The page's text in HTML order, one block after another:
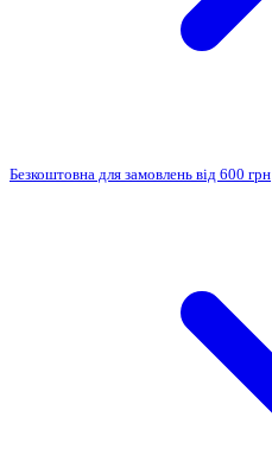
Безкоштовна для замовлень від 600 грн